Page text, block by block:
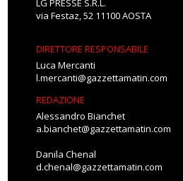
LG PRESSE S.R.L.
via Festaz, 52 11100 AOSTA
DIRETTORE RESPONSABILE
Luca Mercanti
l.mercanti@gazzettamatin.com
REDAZIONE
Alessandro Bianchet
a.bianchet@gazzettamatin.com
Danila Chenal
d.chenal@gazzettamatin.com